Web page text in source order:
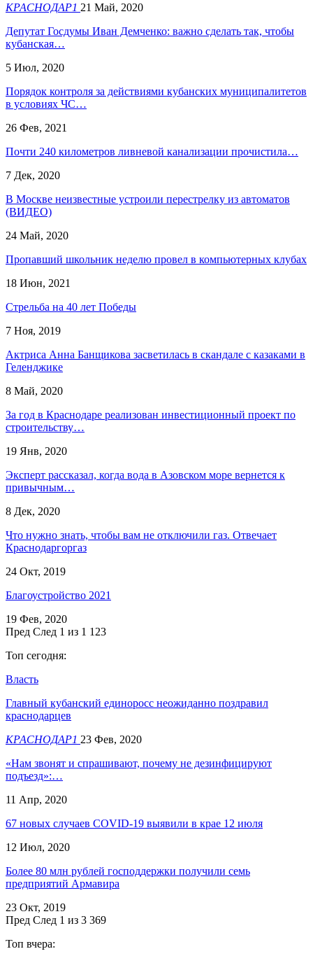
КРАСНОДАР1 21 Май, 2020
Депутат Госдумы Иван Демченко: важно сделать так, чтобы
кубанская…
5 Июл, 2020
Порядок контроля за действиями кубанских муниципалитетов
в условиях ЧС…
26 Фев, 2021
Почти 240 километров ливневой канализации прочистила…
7 Дек, 2020
В Москве неизвестные устроили перестрелку из автоматов
(ВИДЕО)
24 Май, 2020
Пропавший школьник неделю провел в компьютерных клубах
18 Июн, 2021
Стрельба на 40 лет Победы
7 Ноя, 2019
Актриса Анна Банщикова засветилась в скандале с казаками в
Геленджике
8 Май, 2020
За год в Краснодаре реализован инвестиционный проект по
строительству…
19 Янв, 2020
Эксперт рассказал, когда вода в Азовском море вернется к
привычным…
8 Дек, 2020
Что нужно знать, чтобы вам не отключили газ. Отвечает
Краснодаргоргаз
24 Окт, 2019
Благоустройство 2021
19 Фев, 2020
Пред След 1 из 1 123
Топ сегодня:
Власть
Главный кубанский единоросс неожиданно поздравил
краснодарцев
КРАСНОДАР1 23 Фев, 2020
«Нам звонят и спрашивают, почему не дезинфицируют
подъезд»:…
11 Апр, 2020
67 новых случаев COVID-19 выявили в крае 12 июля
12 Июл, 2020
Более 80 млн рублей господдержки получили семь
предприятий Армавира
23 Окт, 2019
Пред След 1 из 3 369
Топ вчера: